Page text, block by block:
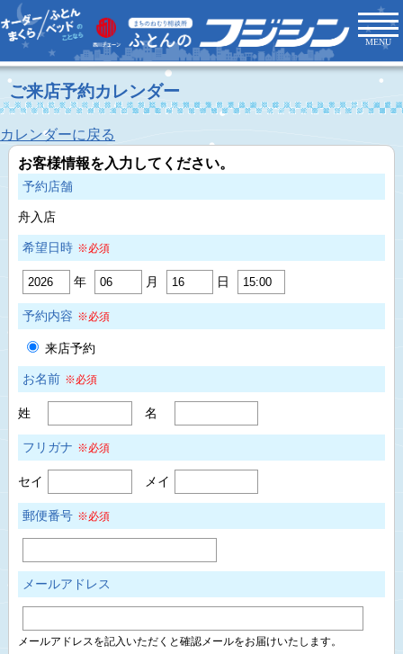
MENU
ご来店予約カレンダー
カレンダーに戻る
お客様情報を入力してください。
予約店舗
舟入店
希望日時 ※必須
年 月 日
予約内容 ※必須
来店予約
お名前 ※必須
姓 名
フリガナ ※必須
セイ メイ
郵便番号 ※必須
メールアドレス
メールアドレスを記入いただくと確認メールをお届けいたします。